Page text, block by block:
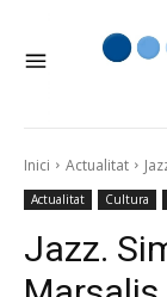
Inici Actualitat
Actualitat Cultura
Jazz.